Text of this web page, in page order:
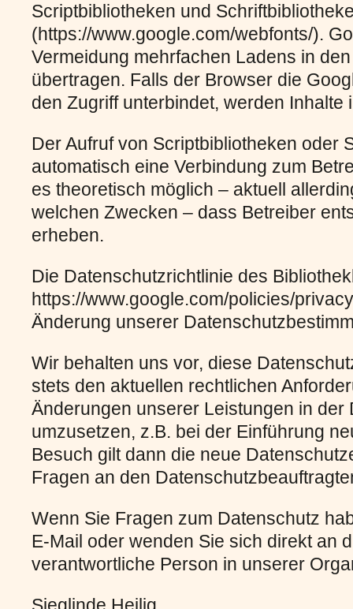
Scriptbibliotheken und
(https://www.google.com/webfonts/).
Vermeidung mehrfachen Ladens in
übertragen. Falls der Browser die
den Zugriff unterbindet, werden
Der Aufruf von Scriptbibliotheken oder
automatisch eine Verbindung zum
es theoretisch möglich – aktuell
welchen Zwecken – dass Betreiber
erheben.
Die Datenschutzrichtlinie des
https://www.google.com/policies/
Änderung unserer
Wir behalten uns vor, diese
stets den aktuellen rechtlichen
Änderungen unserer Leistungen in der
umzusetzen, z.B. bei der Einführung
Besuch gilt dann die neue
Fragen an den
Wenn Sie Fragen zum Datenschutz
E-Mail oder wenden Sie sich direkt an
verantwortliche Person in unserer